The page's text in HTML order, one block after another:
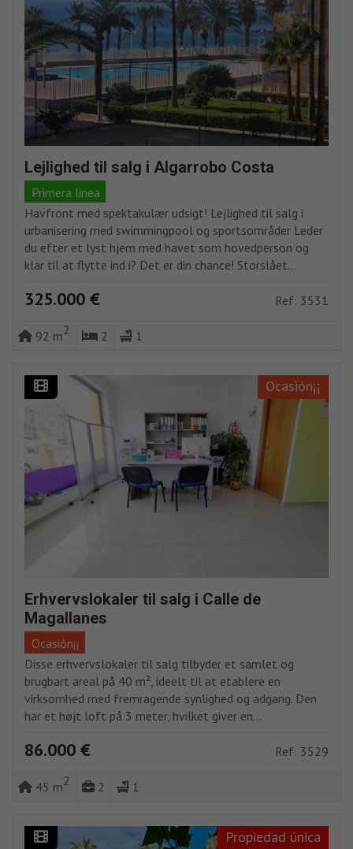
Lejlighed til salg i Algarrobo Costa
Primera linea
Havfront med spektakulær udsigt! Lejlighed til salg i
urbanisering med swimmingpool og sportsområder Leder
du efter et lyst hjem med havet som hovedperson og
klar til at flytte ind i? Det er din chance! Storslået...
325.000 € Ref: 3531
92 m2 2 1
Ocasión¡¡
Erhvervslokaler til salg i Calle de
Magallanes
Ocasión¡¡
Disse erhvervslokaler til salg tilbyder et samlet og
brugbart areal på 40 m², ideelt til at etablere en
virksomhed med fremragende synlighed og adgang. Den
har et højt loft på 3 meter, hvilket giver en...
86.000 € Ref: 3529
45 m2 2 1
Propiedad única